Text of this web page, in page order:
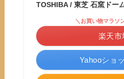
TOSHIBA / 東芝 石窯ドー
＼お買い物マラソ
楽天市
Yahooショ